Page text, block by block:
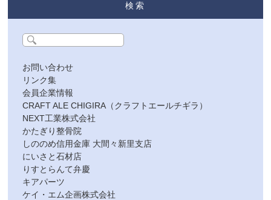
検索
お問い合わせ
リンク集
会員企業情報
CRAFT ALE CHIGIRA（クラフトエールチギラ）
NEXT工業株式会社
かたぎり整骨院
しののめ信用金庫 大間々新里支店
にいさと石材店
りすとらんて弁慶
キアパーツ
ケイ・エム企画株式会社